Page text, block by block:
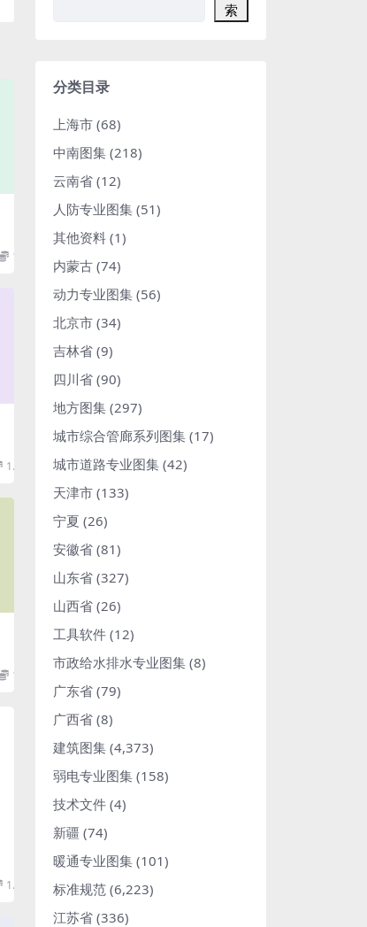
1.98
1.98
1.98
1.98
索
分类目录
上海市 (68)
中南图集 (218)
云南省 (12)
人防专业图集 (51)
其他资料 (1)
内蒙古 (74)
动力专业图集 (56)
北京市 (34)
吉林省 (9)
四川省 (90)
地方图集 (297)
城市综合管廊系列图集 (17)
城市道路专业图集 (42)
天津市 (133)
宁夏 (26)
安徽省 (81)
山东省 (327)
山西省 (26)
工具软件 (12)
市政给水排水专业图集 (8)
广东省 (79)
广西省 (8)
建筑图集 (4,373)
弱电专业图集 (158)
技术文件 (4)
新疆 (74)
暖通专业图集 (101)
标准规范 (6,223)
江苏省 (336)